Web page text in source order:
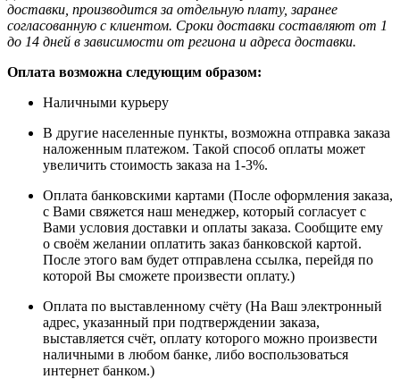
доставки, производится за отдельную плату, заранее
согласованную с клиентом. Сроки доставки составляют от 1
до 14 дней в зависимости от региона и адреса доставки.
Оплата возможна следующим образом:
Наличными курьеру
В другие населенные пункты, возможна отправка заказа
наложенным платежом. Такой способ оплаты может
увеличить стоимость заказа на 1-3%.
Оплата банковскими картами (После оформления заказа,
с Вами свяжется наш менеджер, который согласует с
Вами условия доставки и оплаты заказа. Сообщите ему
о своём желании оплатить заказ банковской картой.
После этого вам будет отправлена ссылка, перейдя по
которой Вы сможете произвести оплату.)
Оплата по выставленному счёту (На Ваш электронный
адрес, указанный при подтверждении заказа,
выставляется счёт, оплату которого можно произвести
наличными в любом банке, либо воспользоваться
интернет банком.)